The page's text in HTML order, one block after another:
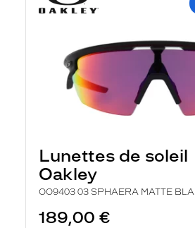
Lunettes de soleil
Oakley
OO9403 03 SPHAERA MATTE BLA
189,00 €